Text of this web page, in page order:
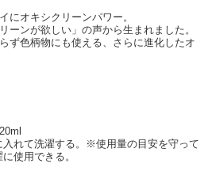
にオキシクリーンパワー。
ーンが欲しい」の声から生まれました。
ず色柄物にも使える、さらに進化したオ
入れて洗濯する。※使用量の目安を守って
使用できる。